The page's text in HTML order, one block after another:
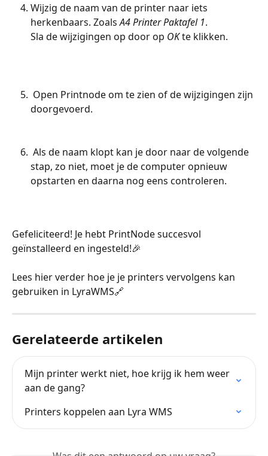
Wijzig de naam van de printer naar iets
herkenbaars. Zoals A4 Printer Paktafel 1.
Sla de wijzigingen op door op OK te klikken.
doorgevoerd.
stap, zo niet, moet je de computer opnieuw
opstarten en daarna nog eens controleren.
Gefeliciteerd! Je hebt PrintNode succesvol
geïnstalleerd en ingesteld!🎉
Lees hier verder hoe je je printers vervolgens kan
gebruiken in LyraWMS🔗
Gerelateerde artikelen
Mijn printer werkt niet, hoe krijg ik hem weer
aan de gang?
Printers koppelen aan Lyra WMS